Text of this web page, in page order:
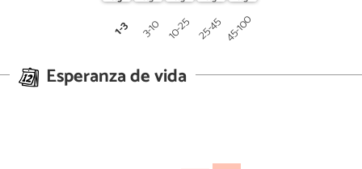
1-3 3-10 10-25 25-45 45-100
Esperanza de vida